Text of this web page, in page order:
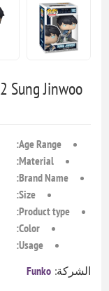
Sung Jinwoo
Age Range:
Material:
Brand Name:
Size:
Product type:
Color:
Usage:
الشركة: Funko